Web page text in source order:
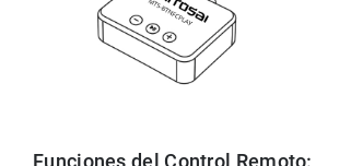
Funciones del Control Remoto: